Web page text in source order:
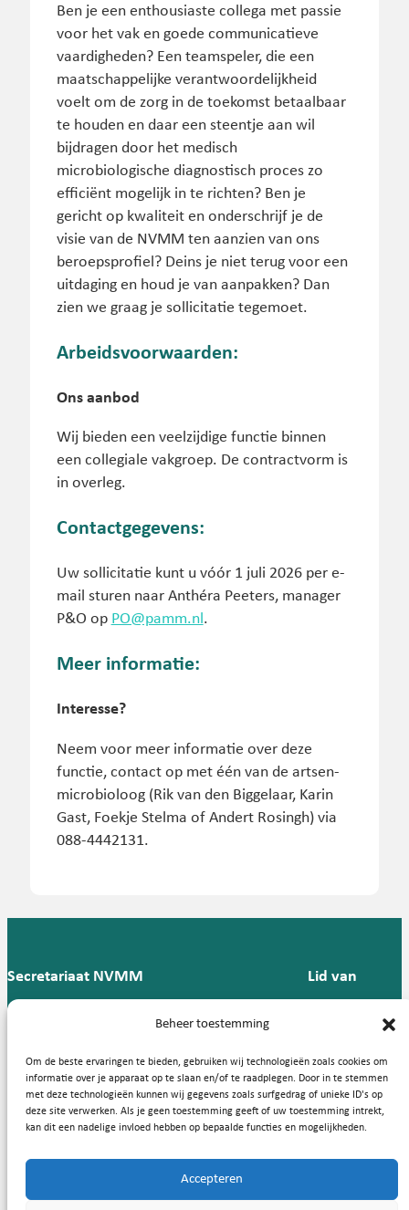
Beheer toestemming
Om de beste ervaringen te bieden, gebruiken wij technologieën zoals cookies om
informatie over je apparaat op te slaan en/of te raadplegen. Door in te stemmen
met deze technologieën kunnen wij gegevens zoals surfgedrag of unieke ID's op
deze site verwerken. Als je geen toestemming geeft of uw toestemming intrekt,
kan dit een nadelige invloed hebben op bepaalde functies en mogelijkheden.
Accepteren
Ben je een enthousiaste collega met passie
voor het vak en goede communicatieve
vaardigheden? Een teamspeler, die een
maatschappelijke verantwoordelijkheid
voelt om de zorg in de toekomst betaalbaar
te houden en daar een steentje aan wil
bijdragen door het medisch
microbiologische diagnostisch proces zo
efficiënt mogelijk in te richten? Ben je
gericht op kwaliteit en onderschrijf je de
visie van de NVMM ten aanzien van ons
beroepsprofiel? Deins je niet terug voor een
uitdaging en houd je van aanpakken? Dan
zien we graag je sollicitatie tegemoet.
Arbeidsvoorwaarden:
Ons aanbod
Wij bieden een veelzijdige functie binnen
een collegiale vakgroep. De contractvorm is
in overleg.
Contactgegevens:
Uw sollicitatie kunt u vóór 1 juli 2026 per e-
mail sturen naar Anthéra Peeters, manager
P&O op PO@pamm.nl.
Meer informatie:
Interesse?
Neem voor meer informatie over deze
functie, contact op met één van de artsen-
microbioloog (Rik van den Biggelaar, Karin
Gast, Foekje Stelma of Andert Rosingh) via
088-4442131.
Secretariaat NVMM
Groningen
T: 088 -
57
Lid van
Handige links